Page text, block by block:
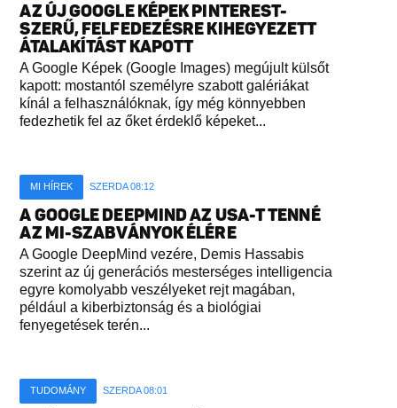
AZ ÚJ GOOGLE KÉPEK PINTEREST-
SZERŰ, FELFEDEZÉSRE KIHEGYEZETT
ÁTALAKÍTÁST KAPOTT
A Google Képek (Google Images) megújult külsőt
kapott: mostantól személyre szabott galériákat
kínál a felhasználóknak, így még könnyebben
fedezhetik fel az őket érdeklő képeket...
MI HÍREK SZERDA 08:12
A GOOGLE DEEPMIND AZ USA-T TENNÉ
AZ MI-SZABVÁNYOK ÉLÉRE
A Google DeepMind vezére, Demis Hassabis
szerint az új generációs mesterséges intelligencia
egyre komolyabb veszélyeket rejt magában,
például a kiberbiztonság és a biológiai
fenyegetések terén...
TUDOMÁNY SZERDA 08:01